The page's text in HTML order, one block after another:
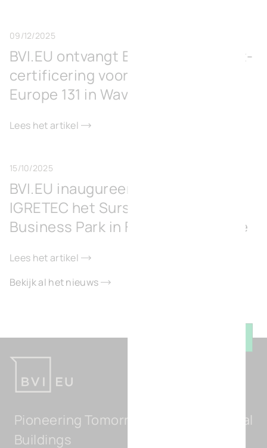
09/12/2025
BVI.EU ontvangt BREEAM Excellent-
certificering voor kantoorgebouw
Europe 131 in Waver
Lees het artikel
15/10/2025
BVI.EU inaugureert samen met
IGRETEC het Surschiste Green
Business Park in Fontaine-l’Évêque
Lees het artikel
Bekijk al het nieuws
Pioneering Tomorrow's Light Industrial
Buildings